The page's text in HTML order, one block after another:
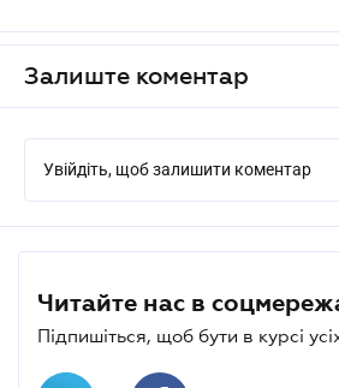
Залиште коментар
Увійдіть, щоб залишити коментар
Читайте нас в
Підпишіться, щоб бути в курсі